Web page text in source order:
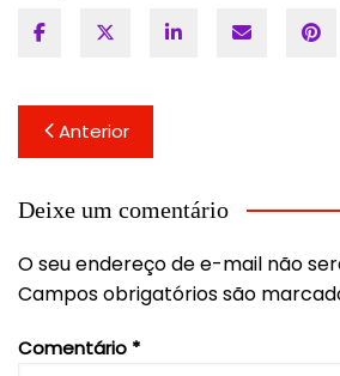
Navegação
de
Post
Anterior
Deixe um comentário
O seu endereço de e-mail não
Campos obrigatórios são
Comentário *